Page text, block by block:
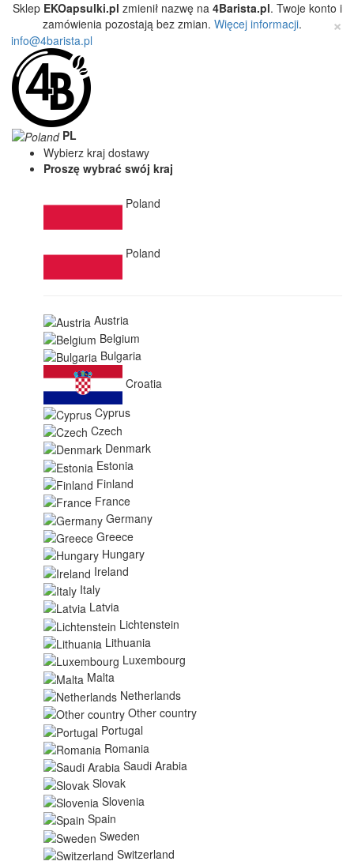
Sklep EKOapsulki.pl zmienił nazwę na 4Barista.pl. Twoje konto i
zamówienia pozostają bez zmian. Więcej informacji. ×
info@4barista.pl
PL
Wybierz kraj dostawy
Proszę wybrać swój kraj
Poland
Poland
Austria
Belgium
Bulgaria
Croatia
Cyprus
Czech
Denmark
Estonia
Finland
France
Germany
Greece
Hungary
Ireland
Italy
Latvia
Lichtenstein
Lithuania
Luxembourg
Malta
Netherlands
Other country
Portugal
Romania
Saudi Arabia
Slovak
Slovenia
Spain
Sweden
Switzerland